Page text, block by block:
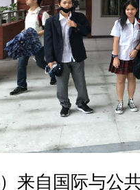
）来自国际与公